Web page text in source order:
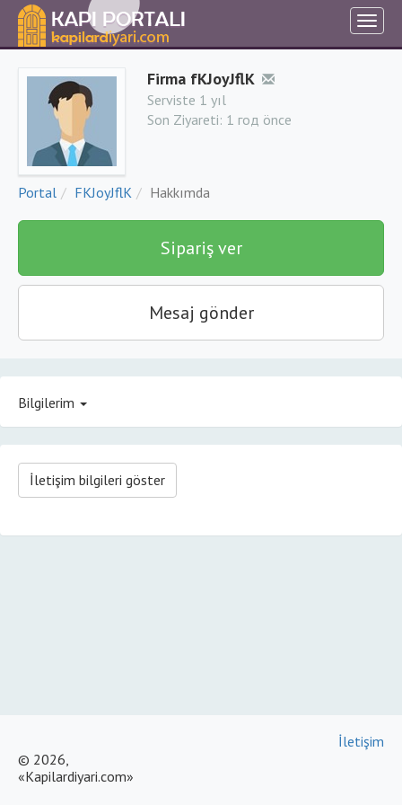
Firma fKJoyJflK
Serviste 1 yıl
Son Ziyareti: 1 год önce
Portal FKJoyJflK Hakkımda
Sipariş ver
Mesaj gönder
Bilgilerim
İletişim bilgileri göster
© 2026,
«Kapilardiyari.com»
İletişim